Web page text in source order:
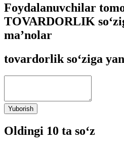
Foydalanuvchilar
TOVARDORLIK
ma’nolar
tovardorlik so‘ziga
Yuborish
Oldingi 10 ta so‘z